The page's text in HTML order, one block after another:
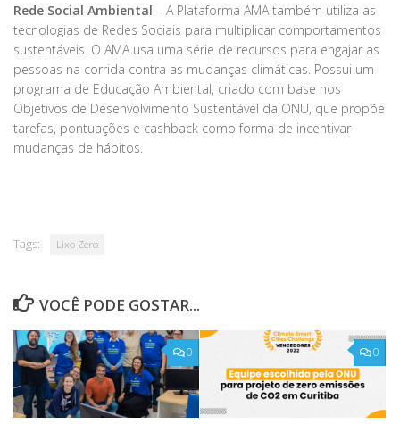
Rede Social Ambiental – A Plataforma AMA também utiliza as
tecnologias de Redes Sociais para multiplicar comportamentos
sustentáveis. O AMA usa uma série de recursos para engajar as
pessoas na corrida contra as mudanças climáticas. Possui um
programa de Educação Ambiental, criado com base nos
Objetivos de Desenvolvimento Sustentável da ONU, que propõe
tarefas, pontuações e cashback como forma de incentivar
mudanças de hábitos.
Tags: Lixo Zero
VOCÊ PODE GOSTAR...
0 0